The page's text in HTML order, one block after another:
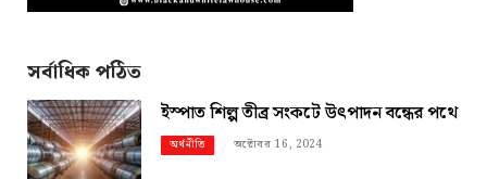
সর্বাধিক পঠিত
ইস্পাত শিল্প তীব্র সংকটে উৎপাদন বন্ধের পথে
অর্থনীতি অক্টোবর 16, 2024